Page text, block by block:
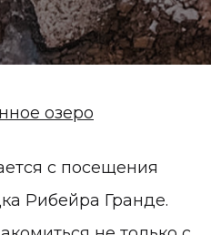
озеро
с посещения
Рибейра Гранде.